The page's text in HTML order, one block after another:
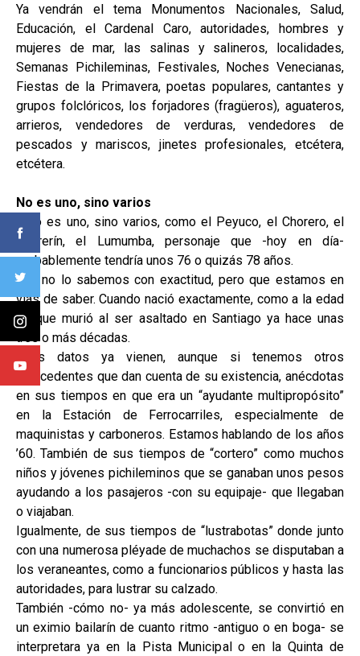
Ya vendrán el tema Monumentos Nacionales, Salud,
Educación, el Cardenal Caro, autoridades, hombres y
mujeres de mar, las salinas y salineros, localidades,
Semanas Pichileminas, Festivales, Noches Venecianas,
Fiestas de la Primavera, poetas populares, cantantes y
grupos folclóricos, los forjadores (fragüeros), aguateros,
arrieros, vendedores de verduras, vendedores de
pescados y mariscos, jinetes profesionales, etcétera,
etcétera.
No es uno, sino varios
Y no es uno, sino varios, como el Peyuco, el Chorero, el
Chorerín, el Lumumba, personaje que -hoy en día-
probablemente tendría unos 76 o quizás 78 años.
Aún no lo sabemos con exactitud, pero que estamos en
vías de saber. Cuando nació exactamente, como a la edad
en que murió al ser asaltado en Santiago ya hace unas
tres o más décadas.
Esos datos ya vienen, aunque si tenemos otros
antecedentes que dan cuenta de su existencia, anécdotas
en sus tiempos en que era un “ayudante multipropósito”
en la Estación de Ferrocarriles, especialmente de
maquinistas y carboneros. Estamos hablando de los años
’60. También de sus tiempos de “cortero” como muchos
niños y jóvenes pichileminos que se ganaban unos pesos
ayudando a los pasajeros -con su equipaje- que llegaban
o viajaban.
Igualmente, de sus tiempos de “lustrabotas” donde junto
con una numerosa pléyade de muchachos se disputaban a
los veraneantes, como a funcionarios públicos y hasta las
autoridades, para lustrar su calzado.
También -cómo no- ya más adolescente, se convirtió en
un eximio bailarín de cuanto ritmo -antiguo o en boga- se
interpretara ya en la Pista Municipal o en la Quinta de